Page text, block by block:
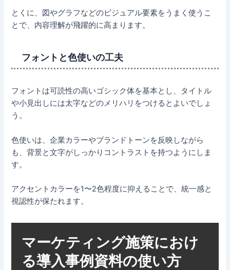
とくに、図やグラフなどのビジュアル要素をうまく使うこ
とで、内容理解が飛躍的に高まります。
フォントと色使いの工夫
フォントは可読性の高いゴシック体を基本とし、タイトル
や小見出しには太字などのメリハリをつけるとよいでしょ
う。
色使いは、企業カラーやブランドトーンを反映しながら
も、背景と文字がしっかりコントラストを持つようにしま
す。
アクセントカラーを1〜2色程度に抑えることで、統一感と
視認性が保たれます。
マーケティング施策におけ
る導入事例資料の使い方